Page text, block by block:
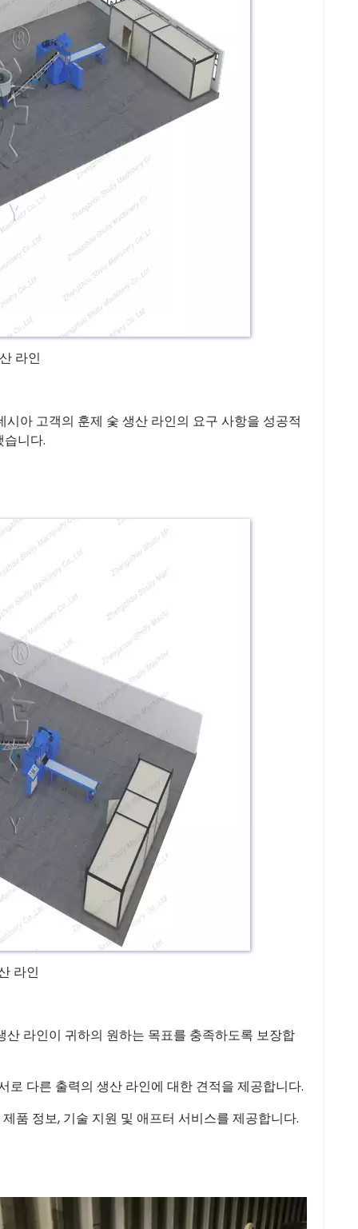
라인
아 고객의 훈제 숯 생산 라인의 요구 사항을 성공적
니다.
라인
라인이 귀하의 원하는 목표를 충족하도록 보장합
다른 출력의 생산 라인에 대한 견적을 제공합니다.
품 정보, 기술 지원 및 애프터 서비스를 제공합니다.